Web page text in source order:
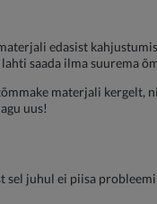
edasist
saada ilma suurema
materjali kergelt,
uus!
sel juhul ei piisa